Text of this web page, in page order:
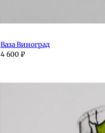
Ваза Виноград
4 600 ₽